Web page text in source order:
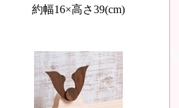
約幅16×高さ39(cm)